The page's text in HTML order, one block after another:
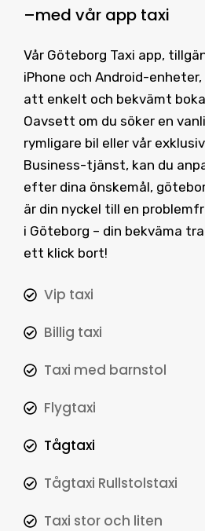
–med vår app taxi
Vår Göteborg Taxi app,
iPhone och Android-
att enkelt och bekvämt
Oavsett om du söker en
rymligare bil eller vår
Business-tjänst, kan du
efter dina önskemål,
är din nyckel till en
i Göteborg – din bekväma
ett klick bort!
Vip taxi
Billig taxi
Taxi med barnstol
Flygtaxi
Tågtaxi
Tågtaxi Rullstolstaxi
Taxi stor och liten